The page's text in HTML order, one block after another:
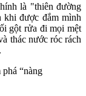
là "thiên đường
được đắm mình
gột rửa đi mọi mệt
thác nước róc rách